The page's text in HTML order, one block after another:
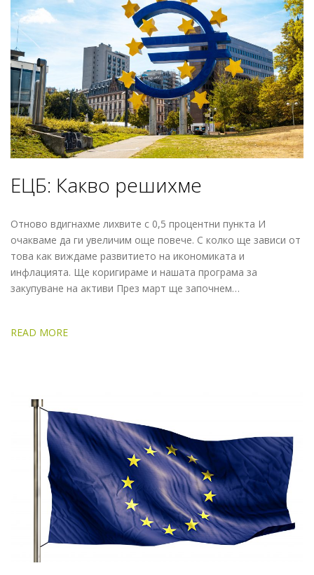
ЕЦБ: Какво решихме
Отново вдигнахме лихвите с 0,5 процентни пункта И
очакваме да ги увеличим още повече. С колко ще зависи от
това как виждаме развитието на икономиката и
инфлацията. Ще коригираме и нашата програма за
закупуване на активи През март ще започнем…
READ MORE